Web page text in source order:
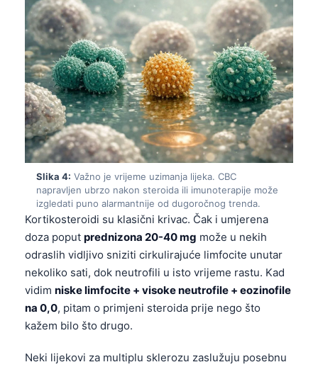
Slika 4: Važno je vrijeme uzimanja lijeka. CBC
napravljen ubrzo nakon steroida ili imunoterapije može
izgledati puno alarmantnije od dugoročnog trenda.
Kortikosteroidi su klasični krivac. Čak i umjerena
doza poput prednizona 20-40 mg može u nekih
odraslih vidljivo sniziti cirkulirajuće limfocite unutar
nekoliko sati, dok neutrofili u isto vrijeme rastu. Kad
vidim niske limfocite + visoke neutrofile + eozinofile
na 0,0, pitam o primjeni steroida prije nego što
kažem bilo što drugo.
Neki lijekovi za multiplu sklerozu zaslužuju posebnu